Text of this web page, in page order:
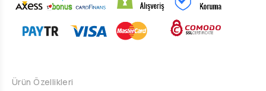
Ürün Özellikleri